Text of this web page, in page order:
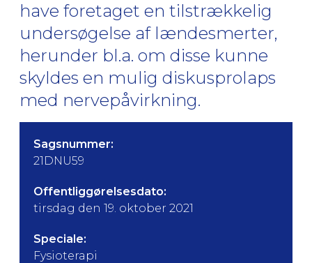
have foretaget en tilstrækkelig
undersøgelse af lændesmerter,
herunder bl.a. om disse kunne
skyldes en mulig diskusprolaps
med nervepåvirkning.
Sagsnummer:
21DNU59
Offentliggørelsesdato:
tirsdag den 19. oktober 2021
Speciale:
Fysioterapi